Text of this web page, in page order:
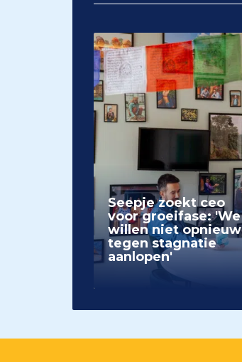
Seepje zoekt ceo
voor groeifase: 'We
willen niet opnieuw
tegen stagnatie
aanlopen'